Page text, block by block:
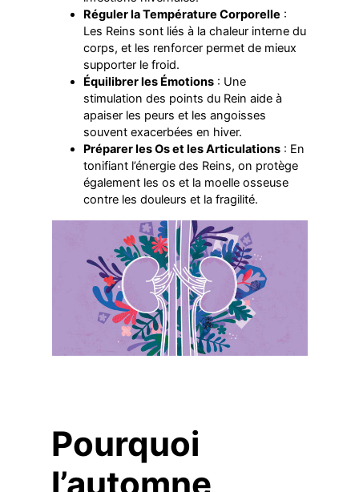
Réguler la Température Corporelle :
Les Reins sont liés à la chaleur interne du
corps, et les renforcer permet de mieux
supporter le froid.
Équilibrer les Émotions : Une
stimulation des points du Rein aide à
apaiser les peurs et les angoisses
souvent exacerbées en hiver.
Préparer les Os et les Articulations : En
tonifiant l’énergie des Reins, on protège
également les os et la moelle osseuse
contre les douleurs et la fragilité.
Pourquoi
l’automne